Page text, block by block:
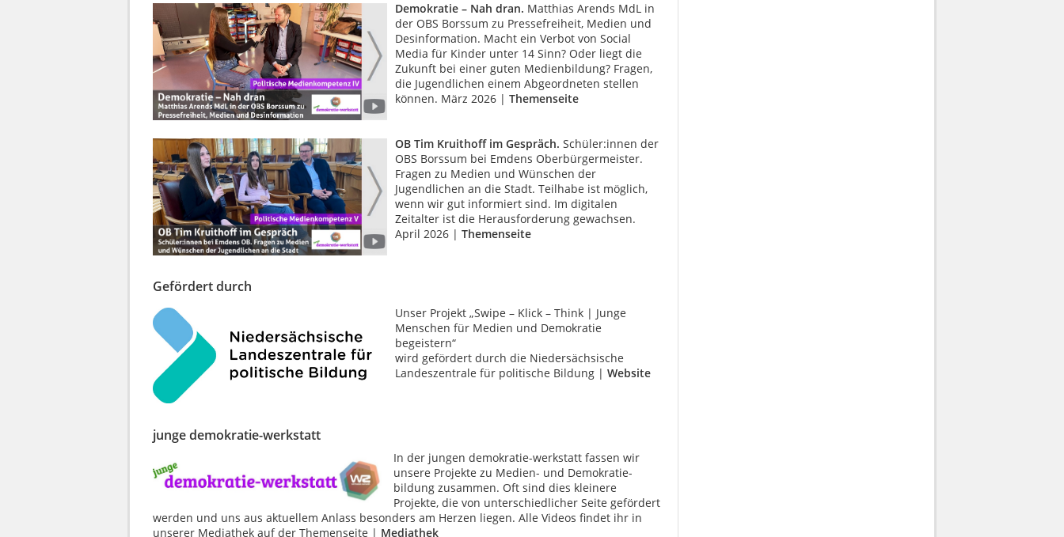
Demokratie – Nah dran. Matthias Arends MdL in
der OBS Borssum zu Pressefreiheit, Medien und
Desinformation. Macht ein Verbot von So­cial
Media für Kinder unter 14 Sinn? Oder liegt die
Zukunft bei einer guten Medienbildung? Fragen,
die Jugendlichen einem Abge­ordneten stellen
können. März 2026 | Themenseite
OB Tim Kruithoff im Gespräch. Schüler:innen der
OBS Borssum bei Emdens Oberbürger­meister.
Fragen zu Medien und Wünschen der
Jugendlichen an die Stadt. Teilhabe ist möglich,
wenn wir gut informiert sind. Im digitalen
Zeitalter ist die Herausforderung gewachsen.
April 2026 | Themenseite
Gefördert durch
Unser Projekt „Swipe – Klick – Think | Junge
Menschen für Medien und Demokratie
begeistern“
wird gefördert durch die Niedersächsische
Landeszentrale für politische Bildung | Website
junge demokratie-werkstatt
In der jungen demokratie-werkstatt fassen wir
unsere Projekte zu Medien- und Demokratie­
bildung zusam­men. Oft sind dies kleinere
Projekte, die von unter­schiedlicher Seite gefördert
werden und uns aus aktuellem Anlass besonders am Herzen liegen. Alle Videos findet ihr in
unserer Mediathek auf der Themenseite | Mediathek